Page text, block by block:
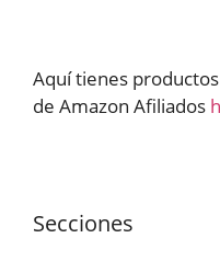
Aquí tienes
de Amazon Afiliados
Secciones